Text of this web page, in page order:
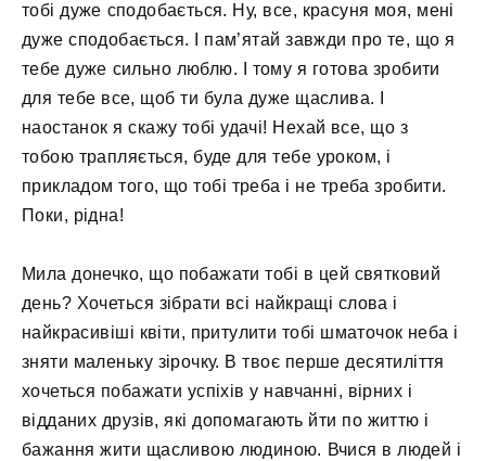
тобі дуже сподобається. Ну, все, красуня моя, мені
дуже сподобається. І пам’ятай завжди про те, що я
тебе дуже сильно люблю. І тому я готова зробити
для тебе все, щоб ти була дуже щаслива. І
наостанок я скажу тобі удачі! Нехай все, що з
тобою трапляється, буде для тебе уроком, і
прикладом того, що тобі треба і не треба зробити.
Поки, рідна!
Мила донечко, що побажати тобі в цей святковий
день? Хочеться зібрати всі найкращі слова і
найкрасивіші квіти, притулити тобі шматочок неба і
зняти маленьку зірочку. В твоє перше десятиліття
хочеться побажати успіхів у навчанні, вірних і
відданих друзів, які допомагають йти по життю і
бажання жити щасливою людиною. Вчися в людей і